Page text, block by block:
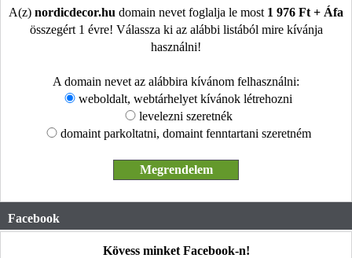
A(z) nordicdecor.hu domain nevet foglalja le most 1 976 Ft + Áfa
összegért 1 évre! Válassza ki az alábbi listából mire kívánja
használni!
A domain nevet az alábbira kívánom felhasználni:
weboldalt, webtárhelyet kívánok létrehozni
levelezni szeretnék
domaint parkoltatni, domaint fenntartani szeretném
Facebook
Kövess minket Facebook-n!